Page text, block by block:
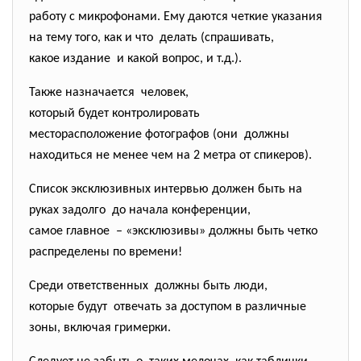
работу с микрофонами. Ему даются четкие указания
на тему того, как и что делать (спрашивать,
какое издание и какой вопрос, и т.д.).
Также назначается человек,
который будет контролировать
месторасположение фотографов (они должны
находиться не менее чем на 2 метра от спикеров).
Список эксклюзивных интервью должен быть на
руках задолго до начала конференции,
самое главное – «эксклюзивы» должны быть четко
распределены по времени!
Среди ответственных должны быть люди,
которые будут отвечать за доступом в различные
зоны, включая гримерки.